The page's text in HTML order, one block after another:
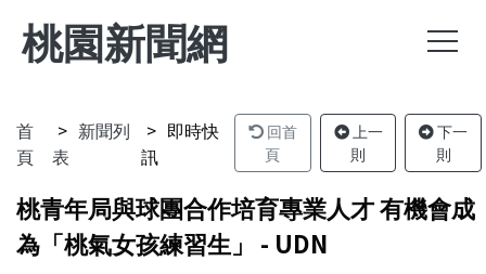
桃園新聞網
首
頁
新聞列
表
即時快
訊
回首
頁
上一
則
下一
則
桃青年局與球團合作培育專業人才 有機會成
為「桃氣女孩練習生」 - UDN